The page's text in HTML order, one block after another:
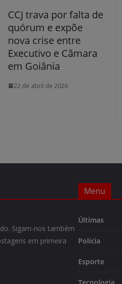
CCJ trava por falta de
quórum e expõe
nova crise entre
Executivo e Câmara
em Goiânia
22 de abril de 2026
Sigam-nos também
em primeira
Menu
Últimas
Polícia
Esporte